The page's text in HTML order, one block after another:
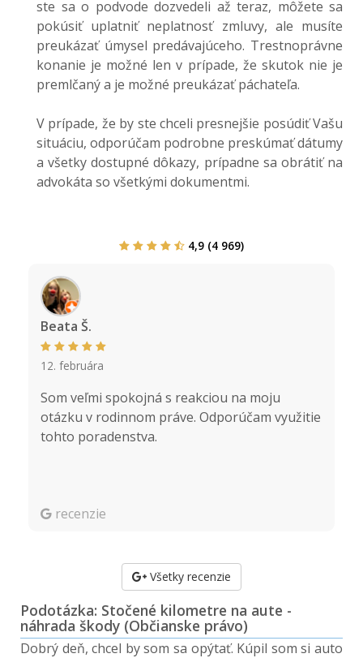
ste sa o podvode dozvedeli až teraz, môžete sa
pokúsiť uplatniť neplatnosť zmluvy, ale musíte
preukázať úmysel predávajúceho. Trestnoprávne
konanie je možné len v prípade, že skutok nie je
premlčaný a je možné preukázať páchateľa.
V prípade, že by ste chceli presnejšie posúdiť Vašu
situáciu, odporúčam podrobne preskúmať dátumy
a všetky dostupné dôkazy, prípadne sa obrátiť na
advokáta so všetkými dokumentmi.
4,9 (4 969)
Beata Š.
12. februára
Som veľmi spokojná s reakciou na moju
otázku v rodinnom práve. Odporúčam využitie
tohto poradenstva.
recenzie
Všetky recenzie
Podotázka: Stočené kilometre na aute -
náhrada škody (Občianske právo)
Dobrý deň, chcel by som sa opýtať. Kúpil som si auto